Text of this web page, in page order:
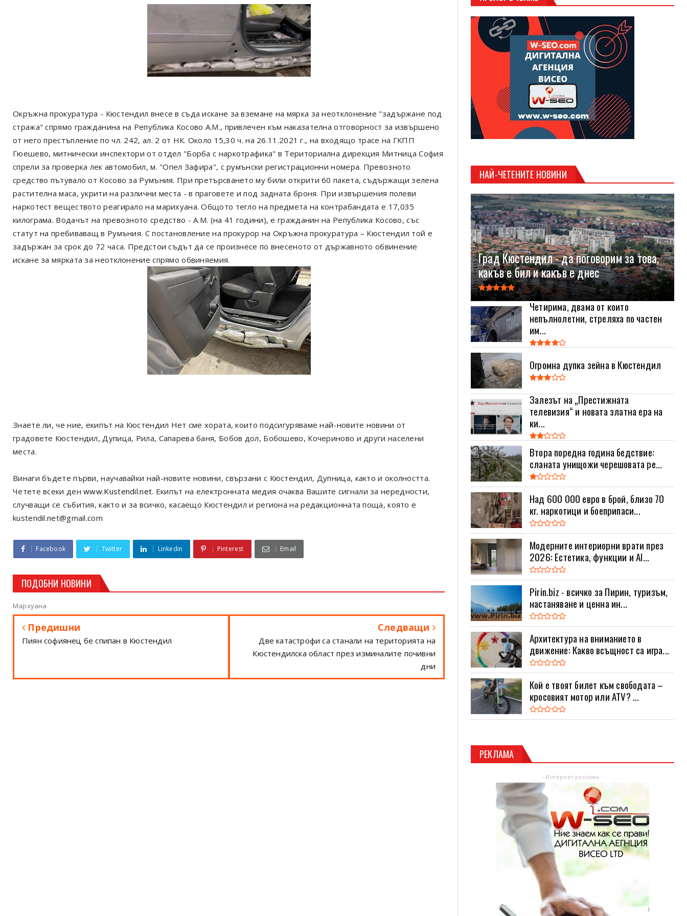
Окръжна прокуратура - Кюстендил внесе в съда искане за вземане на мярка за неотклонение "задържане под
стража" спрямо гражданина на Република Косово А.М., привлечен към наказателна отговорност за извършено
от него престъпление по чл. 242, ал. 2 от НК. Около 15,30 ч. на 26.11.2021 г., на входящо трасе на ГКПП
Гюешево, митнически инспектори от отдел "Борба с наркотрафика" в Териториална дирекция Митница София
спрели за проверка лек автомобил, м. "Опел Зафира", с румънски регистрационни номера. Превозното
средство пътувало от Косово за Румъния. При претърсването му били открити 60 пакета, съдържащи зелена
растителна маса, укрити на различни места - в праговете и под задната броня. При извършения полеви
наркотест веществото реагирало на марихуана. Общото тегло на предмета на контрабандата е 17,035
килограма. Водачът на превозното средство - А.М. (на 41 години), е гражданин на Република Косово, със
статут на пребиваващ в Румъния. С постановление на прокурор на Окръжна прокуратура – Кюстендил той е
задържан за срок до 72 часа. Предстои съдът да се произнесе по внесеното от държавното обвинение
искане за мярката за неотклонение спрямо обвиняемия.
Знаете ли, че ние, екипът на Кюстендил Нет сме хората, които подсигуряваме най-новите новини от
градовете Кюстендил, Дупица, Рила, Сапарева баня, Бобов дол, Бобошево, Кочериново и други населени
места.
Винаги бъдете първи, научавайки най-новите новини, свързани с Кюстендил, Дупница, както и околността.
Четете всеки денwww.Kustendil.net. Екипът на електронната медия очаква Вашите сигнали за нередности,
случващи се събития, както и за всичко, касаещо Кюстендил и региона на редакционната поща, която е
kustendil.net@gmail.com
Facebook Twitter Linkedin Pinterest Email
ПОДОБНИ НОВИНИ
Мархуана
Предишни
Пиян софиянец бе спипан в Кюстендил
Следващи
Две катастрофи са станали на територията на
Кюстендилска област през изминалите почивни
дни
НАЙ-ЧЕТЕНИТЕ НОВИНИ
Град Кюстендил - да поговорим за това,
какъв е бил и какъв е днес
Четирима, двама от които
непълнолетни, стреляха по частен
им...
Огромна дупка зейна в Кюстендил
Залезът на „Престижната
телевизия“ и новата златна ера на
ки...
Втора поредна година бедствие:
сланата унищожи черешовата ре...
Над 600 000 евро в брой, близо 70
кг. наркотици и боеприпаси...
Модерните интериорни врати през
2026: Естетика, функции и AI...
Pirin.biz - всичко за Пирин, туризъм,
настаняване и ценна ин...
Архитектура на вниманието в
движение: Какво всъщност са игра...
Кой е твоят билет към свободата –
кросовият мотор или ATV? ...
РЕКЛАМА
- Интернет реклама -